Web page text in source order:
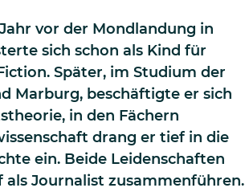
vor der Mondlandung in
sich schon als Kind für
Später, im Studium der
Marburg, beschäftigte er sich
in den Fächern
drang er tief in die
ein. Beide Leidenschaften
als Journalist zusammenführen.